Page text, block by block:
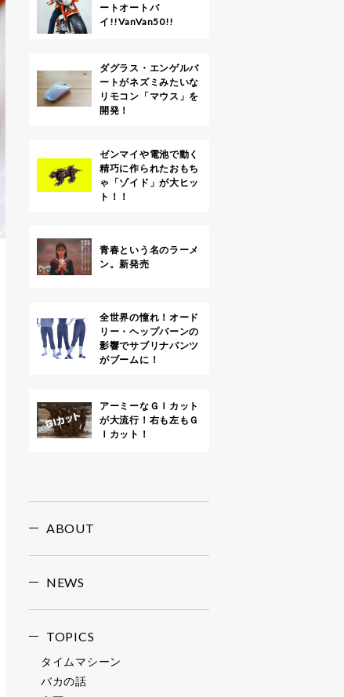
ートオートバ
イ!!VanVan50!!
ダグラス・エンゲルバ
ートがネズミみたいな
リモコン「マウス」を
開発！
ゼンマイや電池で動く
精巧に作られたおもち
ゃ「ゾイド」が大ヒッ
ト！！
青春という名のラーメ
ン。新発売
全世界の憧れ！オード
リー・ヘップバーンの
影響でサブリナパンツ
がブームに！
アーミーなＧＩカット
が大流行！右も左もＧ
Ｉカット！
ABOUT
NEWS
TOPICS
タイムマシーン
バカの話